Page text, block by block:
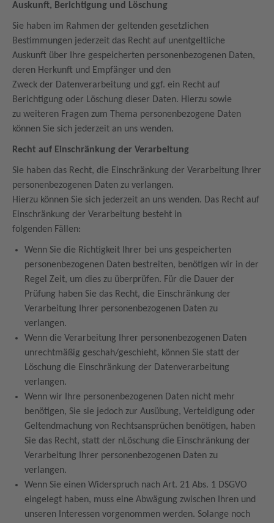
Auskunft, Berichtigung und Löschung
Sie haben im Rahmen der geltenden gesetzlichen
Bestimmungen jederzeit das Recht auf unentgeltliche
Auskunft über Ihre gespeicherten personenbezogenen Daten,
deren Herkunft und Empfänger und den
Zweck der Datenverarbeitung und ggf. ein Recht auf
Berichtigung oder Löschung dieser Daten. Hierzu sowie
zu weiteren Fragen zum Thema personenbezogene Daten
können Sie sich jederzeit an uns wenden.
Recht auf Einschränkung der Verarbeitung
Sie haben das Recht, die Einschränkung der Verarbeitung Ihrer
personenbezogenen Daten zu verlangen.
Hierzu können Sie sich jederzeit an uns wenden. Das Recht auf
Einschränkung der Verarbeitung besteht in
folgenden Fällen:
Wenn Sie die Richtigkeit Ihrer bei uns gespeicherten
personenbezogenen Daten bestreiten, benötigen wir in der
Regel Zeit, um dies zu überprüfen. Für die Dauer der
Prüfung haben Sie das Recht, die Einschränkung der
Verarbeitung Ihrer personenbezogenen Daten zu
verlangen.
Wenn die Verarbeitung Ihrer personenbezogenen Daten
unrechtmäßig geschah/geschieht, können Sie statt der
Löschung die Einschränkung der Datenverarbeitung
verlangen.
Wenn wir Ihre personenbezogenen Daten nicht mehr
benötigen, Sie sie jedoch zur Ausübung, Verteidigung oder
Geltendmachung von Rechtsansprüchen benötigen, haben
Sie das Recht, statt der nLöschung die Einschränkung der
Verarbeitung Ihrer personenbezogenen Daten zu
verlangen.
Wenn Sie einen Widerspruch nach Art. 21 Abs. 1 DSGVO
eingelegt haben, muss eine Abwägung zwischen Ihren und
unseren Interessen vorgenommen werden. Solange noch